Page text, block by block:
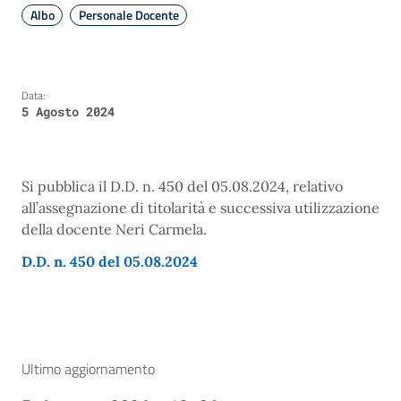
Albo Personale Docente
Data:
5 Agosto 2024
Si pubblica il D.D. n. 450 del 05.08.2024, relativo
all’assegnazione di titolarità e successiva utilizzazione
della docente Neri Carmela.
D.D. n. 450 del 05.08.2024
Ultimo aggiornamento